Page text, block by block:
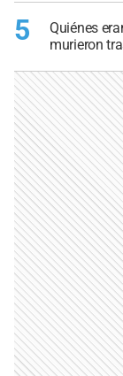
5
Quiénes
murieron